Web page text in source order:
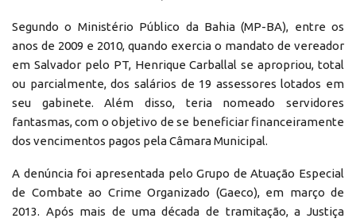
Segundo o Ministério Público da Bahia (MP-BA), entre os
anos de 2009 e 2010, quando exercia o mandato de vereador
em Salvador pelo PT, Henrique Carballal se apropriou, total
ou parcialmente, dos salários de 19 assessores lotados em
seu gabinete. Além disso, teria nomeado servidores
fantasmas, com o objetivo de se beneficiar financeiramente
dos vencimentos pagos pela Câmara Municipal.
A denúncia foi apresentada pelo Grupo de Atuação Especial
de Combate ao Crime Organizado (Gaeco), em março de
2013. Após mais de uma década de tramitação, a Justiça